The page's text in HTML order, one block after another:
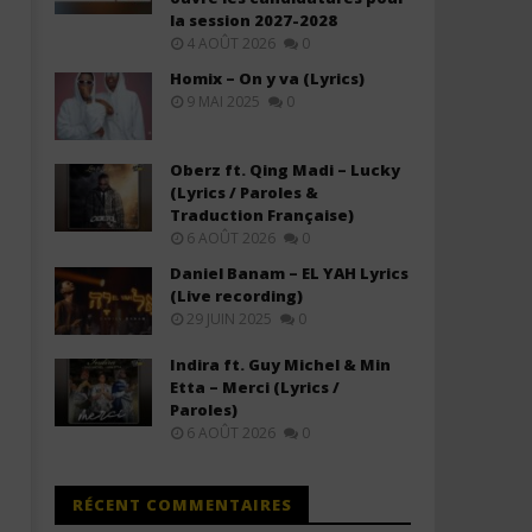
la session 2027-2028
4 AOÛT 2026 0
Homix – On y va (Lyrics)
9 MAI 2025 0
Oberz ft. Qing Madi – Lucky
(Lyrics / Paroles &
Traduction Française)
6 AOÛT 2026 0
Daniel Banam – EL YAH Lyrics
(Live recording)
29 JUIN 2025 0
Indira ft. Guy Michel & Min
Etta – Merci (Lyrics /
Paroles)
6 AOÛT 2026 0
RÉCENT COMMENTAIRES